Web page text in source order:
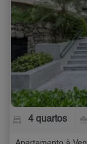
4 quartos